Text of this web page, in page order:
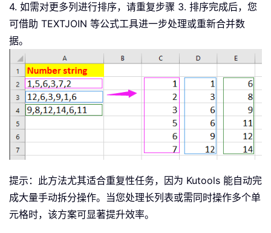
4. 如需对更多列进行排序，请重复步骤 3. 排序完成后，您
可借助 TEXTJOIN 等公式工具进一步处理或重新合并数
据。
提示：此方法尤其适合重复性任务，因为 Kutools 能自动完
成大量手动拆分操作。当您处理长列表或需同时操作多个单
元格时，该方案可显著提升效率。